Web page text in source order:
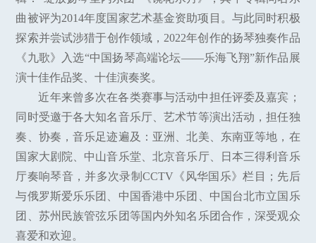
曲被评为2014年度国家艺术基金资助项目。与此同时积极
探索并尝试涉猎于创作领域，2022年创作的扬琴独奏作品
《九歌》入选“中国扬琴高端论坛——乐海飞翔”新作品展
演十佳作品奖、十佳演奏奖。
近年来曾多次在各类赛事与活动中担任评委及嘉宾；
同时受邀于各大知名音乐厅、艺术节等演出活动，担任独
奏、协奏，音乐足迹遍及：亚洲、北美、东南亚等地，在
国家大剧院、中山音乐堂、北京音乐厅、日本三得利音乐
厅奏响琴音，并多次录制CCTV《风华国乐》栏目；先后
与俄罗斯爱乐乐团、中国香港中乐团、中国台北市立国乐
团、苏州民族管弦乐团等国内外知名乐团合作，深受观众
喜爱和欢迎。